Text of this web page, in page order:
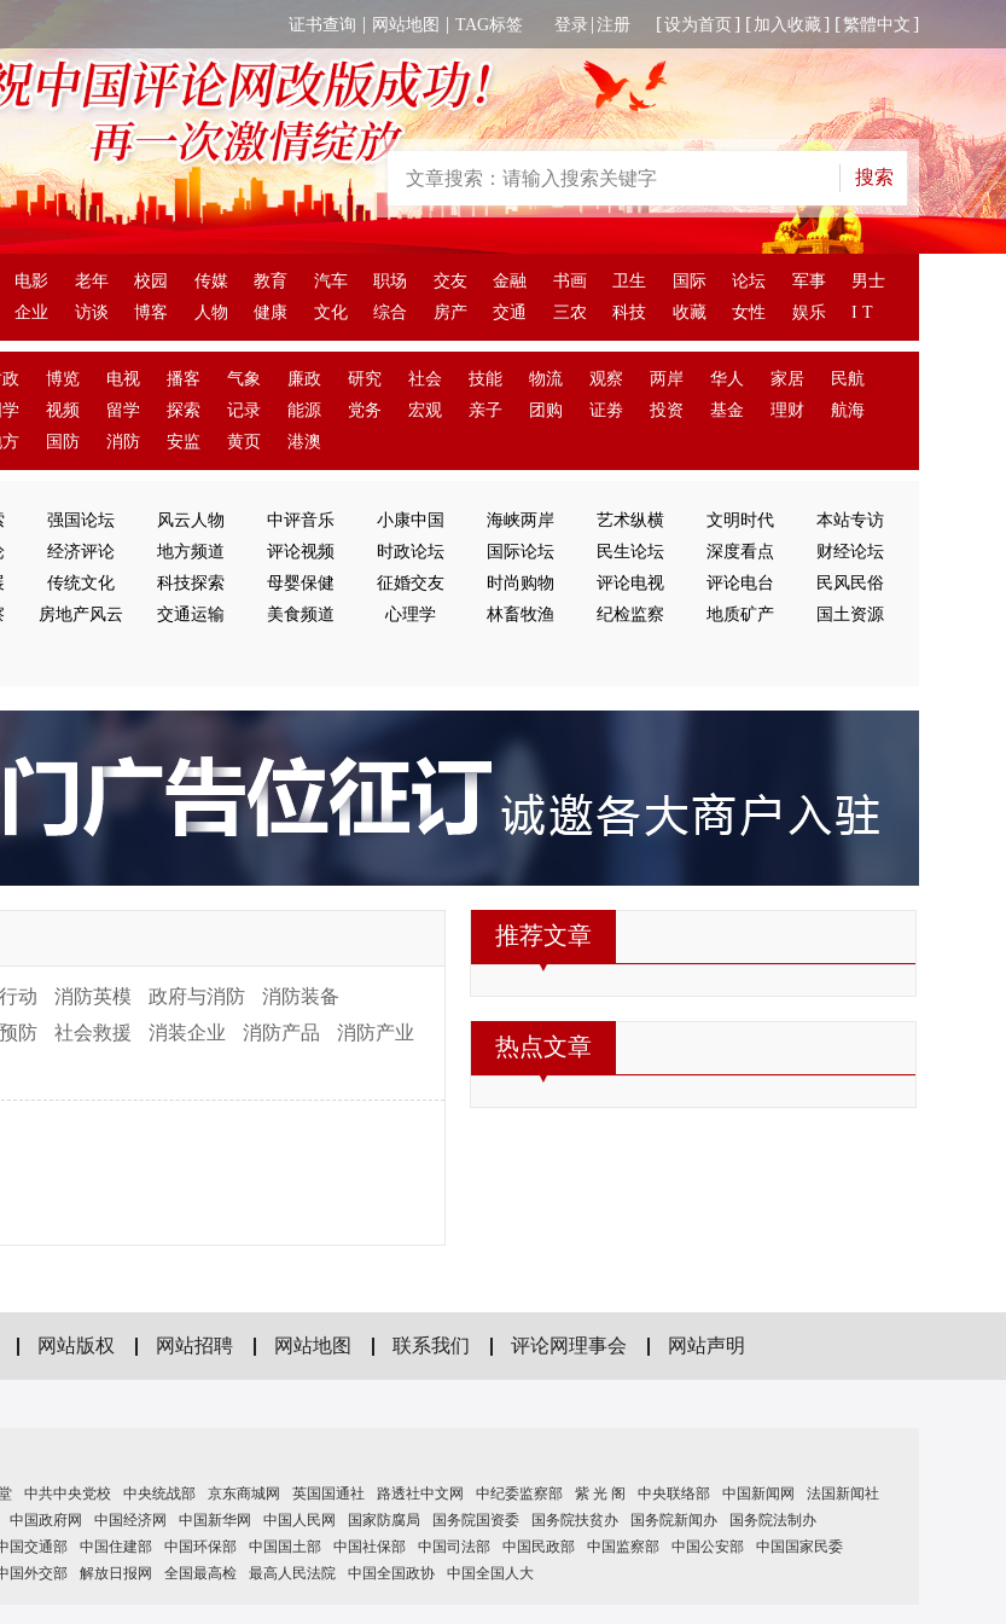
证书查询 | 网站地图 | TAG标签 登录 | 注册 [设为首页 ] [ 加入收藏] [繁體中文 ]
电影 老年 校园 传媒 教育 汽车 职场 交友 金融 书画 卫生 国际 论坛 军事
男士
企业 访谈 博客 人物 健康 文化 综合 房产 交通 三农 科技 收藏 女性 娱乐 I T
博览 电视 播客 气象 廉政 研究 社会 技能 物流 观察 两岸 华人 家居
民航
学 视频 留学 探索 记录 能源 党务 宏观 亲子 团购 证劵 投资 基金 理财
航海
国防 消防 安监 黄页 港澳
强国论坛 风云人物 中评音乐 小康中国 海峡两岸 艺术纵横 文明时代
本站专访
经济评论 地方频道 评论视频 时政论坛 国际论坛 民生论坛 深度看点
财经论坛
传统文化 科技探索 母婴保健 征婚交友 时尚购物 评论电视 评论电台
民风民俗
房地产风云 交通运输 美食频道 心理学 林畜牧渔 纪检监察 地质矿产
国土资源
动 消防英模 政府与消防
消防装备
防 社会救援 消装企业 消防产品
消防产业
推荐文章
热点文章
网站版权 网站招聘 网站地图 联系我们 评论网理事会 网站声明
中共中央党校 中央统战部 京东商城网 英国国通社 路透社中文网 中纪委监察部 紫 光 阁 中央联络部 中国新闻网
法国新闻社
中国政府网 中国经济网 中国新华网 中国人民网 国家防腐局 国务院国资委 国务院扶贫办 国务院新闻办
国务院法制办
国交通部 中国住建部 中国环保部 中国国土部 中国社保部 中国司法部 中国民政部 中国监察部 中国公安部
中国国家民委
国外交部 解放日报网 全国最高检 最高人民法院 中国全国政协 中国全国人大